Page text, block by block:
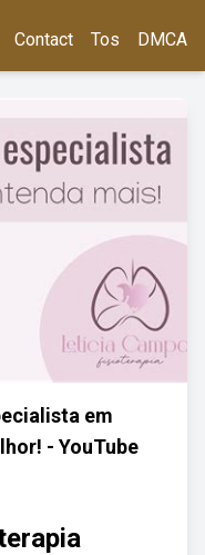
Contact Tos DMCA
em
- YouTube